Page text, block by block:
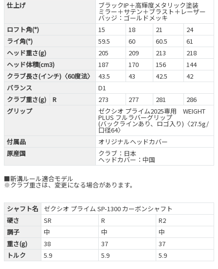
仕上げ
ブラックIP＋高輝度メタリック塗装
ミラー＋サテン＋ブラスト＋レーザー
バッジ：ゴールドメッキ
ロフト角(°)
15 18 21
24
ライ角(°)
59.5 60 60.5
61
ヘッド重さ(g)
205 209 213
218
ヘッド体積(cm3)
187 170 156
144
クラブ長さ(インチ)〈60度法〉
43.5 43 42.5
42
バランス
D1
クラブ重さ(g)
R 273 277 281
286
グリップ
ゼクシオ プライム2025専用 WEIGHT
PLUS フルラバーグリップ
(バックラインあり、ロゴ入り)〈27.5g/
口径64〉
付属品
オリジナルヘッドカバー
原産国
クラブ：日本
ヘッドカバー：中国
■新溝ルール適合モデル
※クラブ重さは、変更になる場合があります。
シャフト名
ゼクシオ プライム SP-1300 カーボンシャフト
硬さ
SR R
R2
調子
中 中
中
重さ(g)
38 37
37
トルク
5.9 5.9 5.9